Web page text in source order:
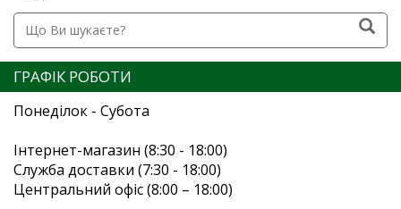
ГРАФІК РОБОТИ
Понеділок - Субота
Інтернет-магазин (8:30 - 18:00)
Служба доставки (7:30 - 18:00)
Центральний офіс (8:00 – 18:00)